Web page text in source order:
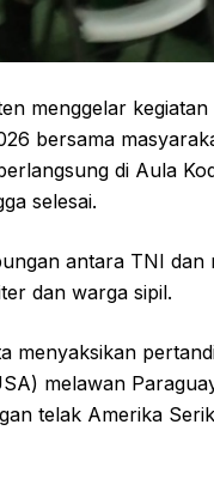
menggelar
bersama
di Aula
selesai.
antara TNI dan
dan warga sipil.
menyaksikan
melawan
telak Amerika